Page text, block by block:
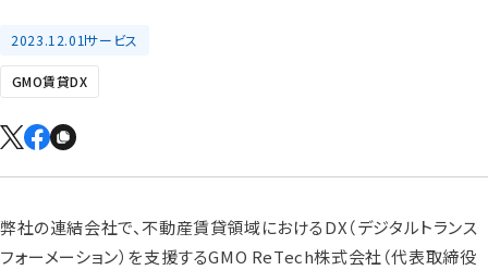
2023.12.01サービス
GMO賃貸DX
弊社の連結会社で、不動産賃貸領域におけるDX（デジタルトランス
フォーメーション）を支援するGMO ReTech株式会社（代表取締役